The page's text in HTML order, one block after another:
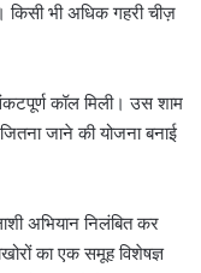
किसी भी अधिक गहरी चीज़
कॉल मिली। उस शाम
जाने की योजना बनाई
अभियान निलंबित कर
का एक समूह विशेषज्ञ